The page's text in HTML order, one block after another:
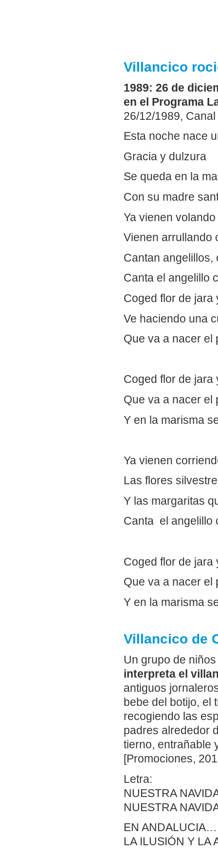
Villancico
1989: 26 de
en el Programa
26/12/1989,
Esta noche nace
Gracia y dulzura
Se queda en la
Con su madre
Ya vienen
Vienen arrullando
Cantan angelillos,
Canta el angelillo
Coged flor de jara
Ve haciendo una
Que va a nacer el
Coged flor de jara
Que va a nacer el
Y en la marisma
Ya vienen
Las flores
Y las margaritas
Canta el angelillo
Coged flor de jara
Que va a nacer el
Y en la marisma
Villancico de
Un grupo de
interpreta el
antiguos
bebe del botijo, el
recogiendo las
padres alrededor
tierno, entrañable
[Promociones,
Letra:
NUESTRA
NUESTRA
EN ANDALUCIA…
LA ILUSIÓN Y LA